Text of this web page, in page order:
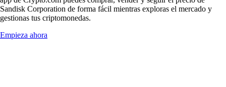
Sandisk Corporation de forma fácil mientras exploras el mercado y
gestionas tus criptomonedas.
Empieza ahora